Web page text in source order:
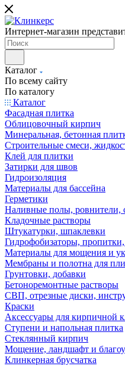
Интернет-магазин
Каталог
По всему сайту
По каталогу
Каталог
Фасадная плитка
Облицовочный кирпич
Минеральная, бетонная
Строительные смеси,
Клей для плитки
Затирки для швов
Гидроизоляция
Материалы для бассейна
Герметики
Наливные полы, ровнители,
Кладочные растворы
Штукатурки, шпаклевки
Гидрофобизаторы,
Материалы для мощения и
Мембраны и полотна для
Грунтовки, добавки
Бетоноремонтные растворы
СВП, отрезные диски,
Краски
Аксессуары для кирпичной
Ступени и напольная плитка
Cтеклянный кирпич
Мощение, ландшафт и
Клинкерная брусчатка